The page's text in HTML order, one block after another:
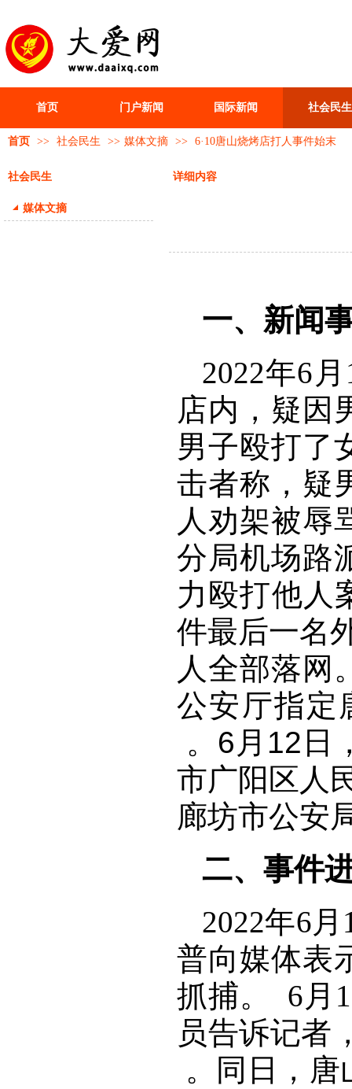
首页 门户新闻 国际新闻 社会民生
首页 >> 社会民生 >> 媒体文摘 >> 6·10唐山烧烤店打人事件始末
社会民生
媒体文摘
详细内容
一、新闻
2022年6
店内，疑因
男子殴打了
击者称，疑
人劝架被辱
分局机场路
力殴打他人
件最后一名
人全部落网
公安厅指定
。6月12日
市广阳区人
廊坊市公安
二、事件
2022年6
普向媒体表
抓捕。 6月
员告诉记者
。同日，